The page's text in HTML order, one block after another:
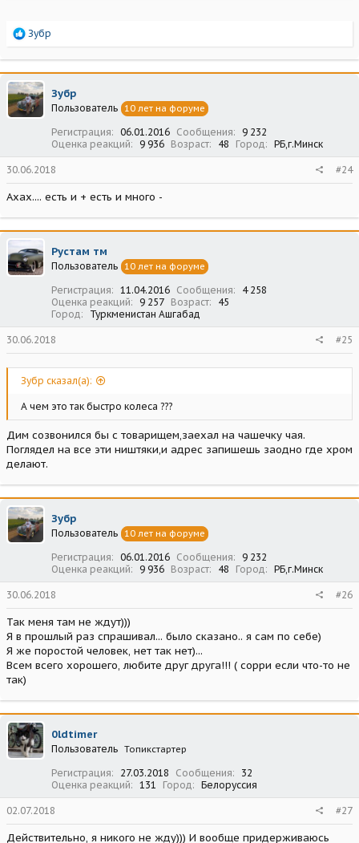
Р
а
к
ц
и
и
Зубр
Зубр
Пользователь 10 лет на форуме
Регистрация 06.01.2016 Сообщения
9 232
Оценка реакций
9 936 Возраст 48 Город РБ,г.Минск
30.06.2018 #24
Ахах.... есть и + есть и много -
Рустам тм
Пользователь 10 лет на форуме
Регистрация 11.04.2016 Сообщения
4 258
Оценка реакций
9 257 Возраст
45
Город
Туркменистан Ашгабад
30.06.2018 #25
Зубр сказал(а):
А чем это так быстро колеса ???
Дим созвонился бы с товарищем,заехал на чашечку чая.
Поглядел на все эти ништяки,и адрес запишешь заодно где хром
делают.
Зубр
Пользователь 10 лет на форуме
Регистрация 06.01.2016 Сообщения
9 232
Оценка реакций
9 936 Возраст 48 Город РБ,г.Минск
30.06.2018 #26
Так меня там не ждут)))
Я в прошлый раз спрашивал... было сказано.. я сам по себе)
Я же поростой человек, нет так нет)...
Всем всего хорошего, любите друг друга!!! ( сорри если что-то не
так)
0ldtimer
Пользователь Топикстартер
Регистрация 27.03.2018 Сообщения
32
Оценка реакций
131 Город Белоруссия
02.07.2018 #27
Действительно, я никого не жду))) И вообще придерживаюсь